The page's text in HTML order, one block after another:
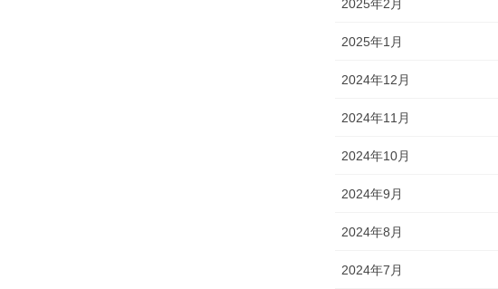
2025年2月
2025年1月
2024年12月
2024年11月
2024年10月
2024年9月
2024年8月
2024年7月